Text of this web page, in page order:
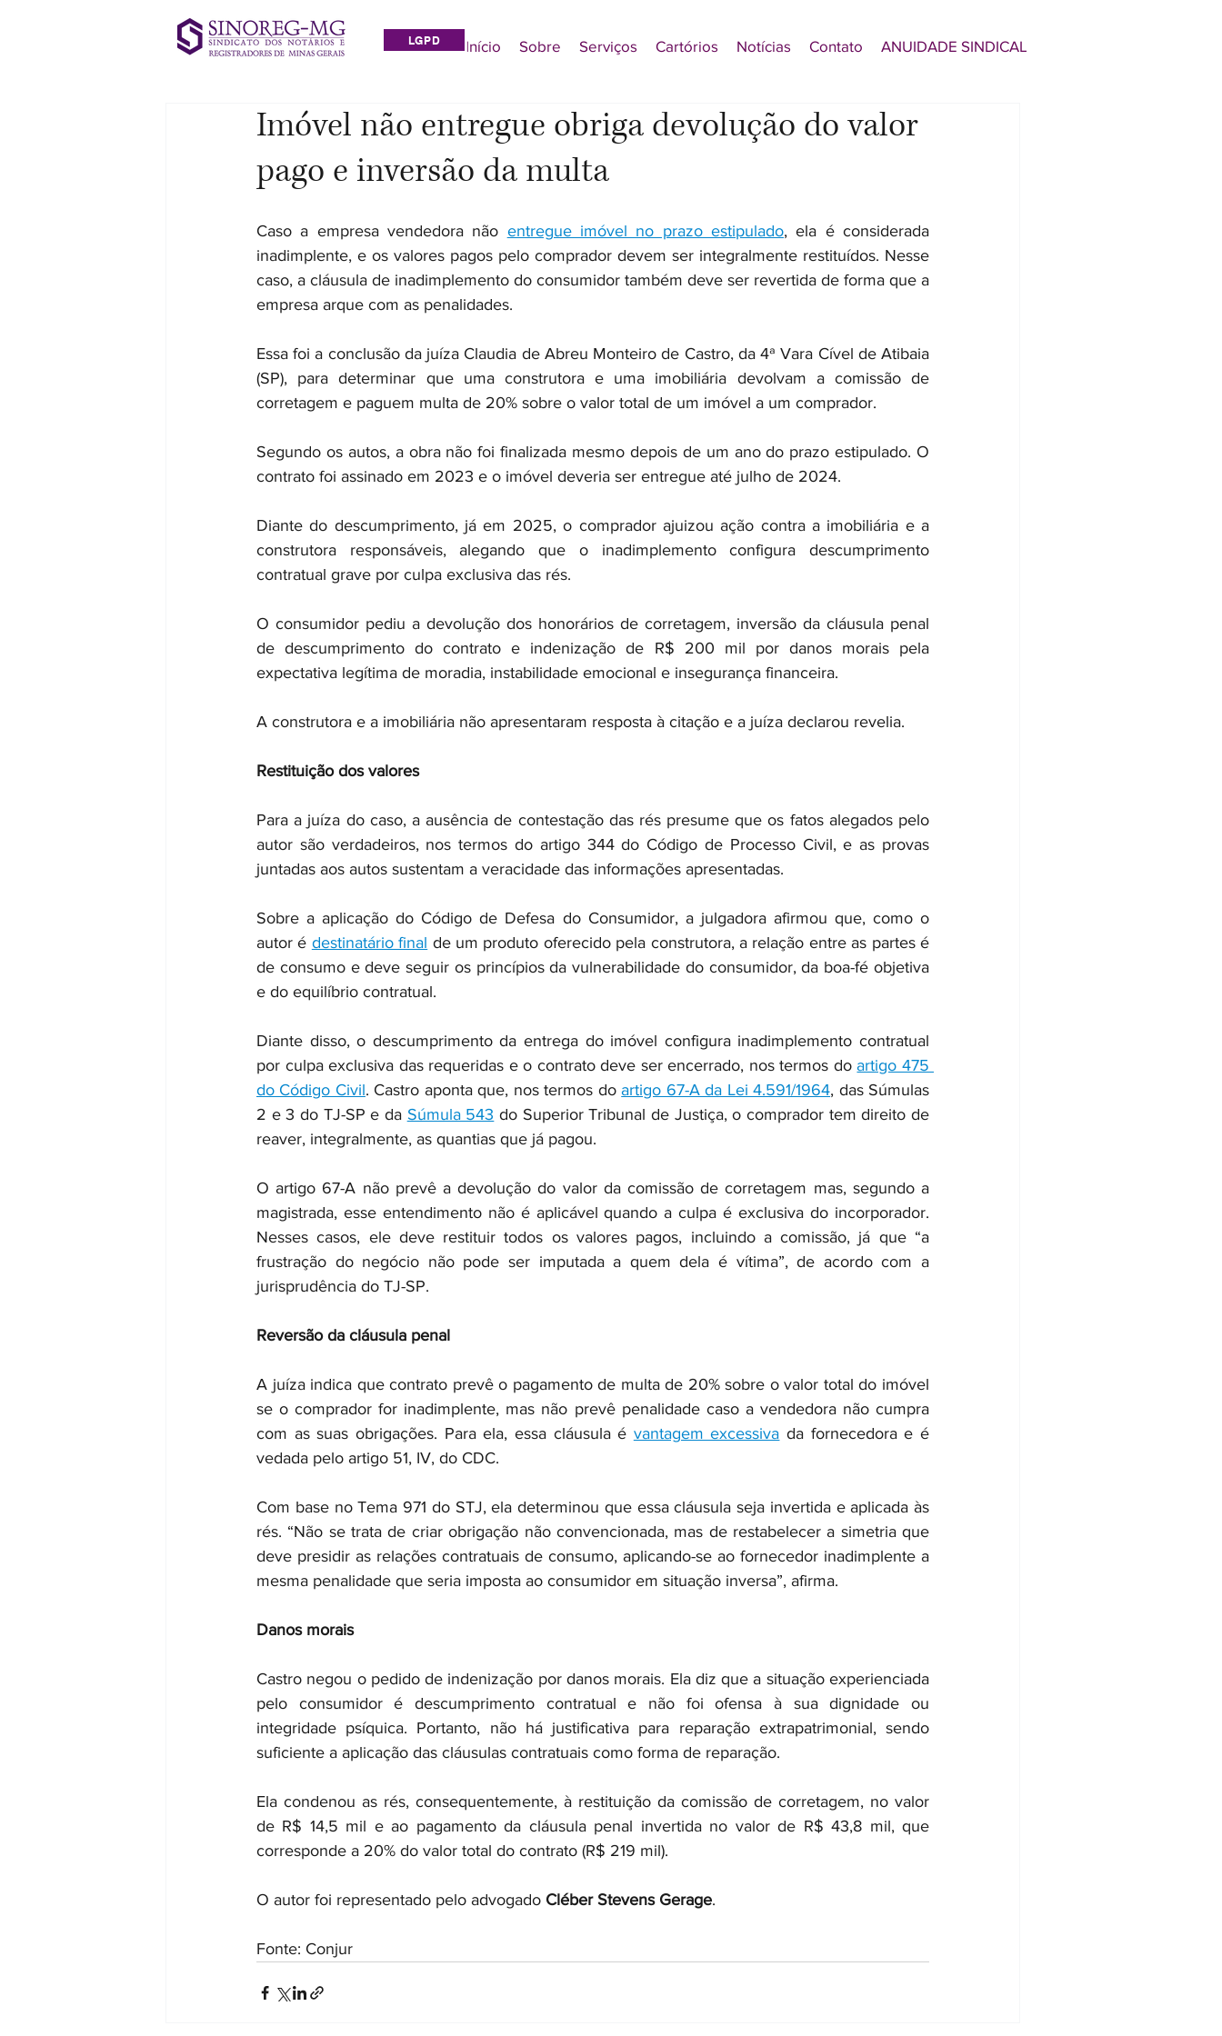
Início Sobre Serviços Cartórios Notícias Contato ANUIDADE SINDICAL
LGPD
Imóvel não entregue obriga devolução do valor
pago e inversão da multa
Caso a empresa vendedora não entregue imóvel no prazo estipulado, ela é considerada
inadimplente, e os valores pagos pelo comprador devem ser integralmente restituídos. Nesse
caso, a cláusula de inadimplemento do consumidor também deve ser revertida de forma que a
empresa arque com as penalidades.
Essa foi a conclusão da juíza Claudia de Abreu Monteiro de Castro, da 4ª Vara Cível de Atibaia
(SP), para determinar que uma construtora e uma imobiliária devolvam a comissão de
corretagem e paguem multa de 20% sobre o valor total de um imóvel a um comprador.
Segundo os autos, a obra não foi finalizada mesmo depois de um ano do prazo estipulado. O
contrato foi assinado em 2023 e o imóvel deveria ser entregue até julho de 2024.
Diante do descumprimento, já em 2025, o comprador ajuizou ação contra a imobiliária e a
construtora responsáveis, alegando que o inadimplemento configura descumprimento
contratual grave por culpa exclusiva das rés.
O consumidor pediu a devolução dos honorários de corretagem, inversão da cláusula penal
de descumprimento do contrato e indenização de R$ 200 mil por danos morais pela
expectativa legítima de moradia, instabilidade emocional e insegurança financeira.
A construtora e a imobiliária não apresentaram resposta à citação e a juíza declarou revelia.
Restituição dos valores
Para a juíza do caso, a ausência de contestação das rés presume que os fatos alegados pelo
autor são verdadeiros, nos termos do artigo 344 do Código de Processo Civil, e as provas
juntadas aos autos sustentam a veracidade das informações apresentadas.
Sobre a aplicação do Código de Defesa do Consumidor, a julgadora afirmou que, como o
autor é destinatário final de um produto oferecido pela construtora, a relação entre as partes é
de consumo e deve seguir os princípios da vulnerabilidade do consumidor, da boa-fé objetiva
e do equilíbrio contratual.
Diante disso, o descumprimento da entrega do imóvel configura inadimplemento contratual
por culpa exclusiva das requeridas e o contrato deve ser encerrado, nos termos do artigo 475
do Código Civil. Castro aponta que, nos termos do artigo 67-A da Lei 4.591/1964, das Súmulas
2 e 3 do TJ-SP e da Súmula 543 do Superior Tribunal de Justiça, o comprador tem direito de
reaver, integralmente, as quantias que já pagou.
O artigo 67-A não prevê a devolução do valor da comissão de corretagem mas, segundo a
magistrada, esse entendimento não é aplicável quando a culpa é exclusiva do incorporador.
Nesses casos, ele deve restituir todos os valores pagos, incluindo a comissão, já que “a
frustração do negócio não pode ser imputada a quem dela é vítima”, de acordo com a
jurisprudência do TJ-SP.
Reversão da cláusula penal
A juíza indica que contrato prevê o pagamento de multa de 20% sobre o valor total do imóvel
se o comprador for inadimplente, mas não prevê penalidade caso a vendedora não cumpra
com as suas obrigações. Para ela, essa cláusula é vantagem excessiva da fornecedora e é
vedada pelo artigo 51, IV, do CDC.
Com base no Tema 971 do STJ, ela determinou que essa cláusula seja invertida e aplicada às
rés. “Não se trata de criar obrigação não convencionada, mas de restabelecer a simetria que
deve presidir as relações contratuais de consumo, aplicando-se ao fornecedor inadimplente a
mesma penalidade que seria imposta ao consumidor em situação inversa”, afirma.
Danos morais
Castro negou o pedido de indenização por danos morais. Ela diz que a situação experienciada
pelo consumidor é descumprimento contratual e não foi ofensa à sua dignidade ou
integridade psíquica. Portanto, não há justificativa para reparação extrapatrimonial, sendo
suficiente a aplicação das cláusulas contratuais como forma de reparação.
Ela condenou as rés, consequentemente, à restituição da comissão de corretagem, no valor
de R$ 14,5 mil e ao pagamento da cláusula penal invertida no valor de R$ 43,8 mil, que
corresponde a 20% do valor total do contrato (R$ 219 mil).
O autor foi representado pelo advogado Cléber Stevens Gerage.
Fonte: Conjur